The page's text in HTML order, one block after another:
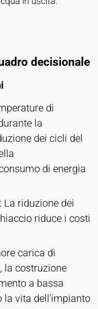
decisionale
di
la
dei cicli del
di energia
La riduzione dei
riduce i costi
carica di
la costruzione
a bassa
la vita dell'impianto